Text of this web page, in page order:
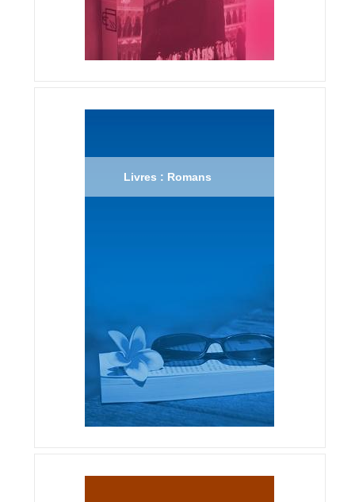
Livres : Romans